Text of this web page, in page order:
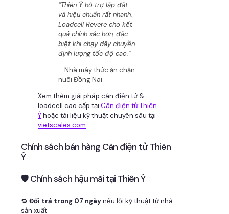
“Thiên Ý hỗ trợ lắp đặt
và hiệu chuẩn rất nhanh.
Loadcell Revere cho kết
quả chính xác hơn, đặc
biệt khi chạy dây chuyền
định lượng tốc độ cao.”
– Nhà máy thức ăn chăn
nuôi Đồng Nai
Xem thêm giải pháp cân điện tử &
loadcell cao cấp tại Cân điện tử Thiên
Ýhoặc tài liệu kỹ thuật chuyên sâu tại
vietscales.com.
Chính sách bán hàng Cân điện tử Thiên
Ý
🛡 Chính sách hậu mãi tại Thiên Ý
🔁 Đổi trả trong 07 ngàynếu lỗi kỹ thuật từ nhà
sản xuất